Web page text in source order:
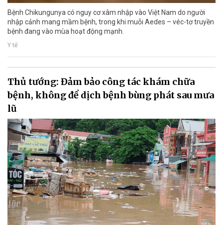
Bệnh Chikungunya có nguy cơ xâm nhập vào Việt Nam do người
nhập cảnh mang mầm bệnh, trong khi muỗi Aedes – véc-tơ truyền
bệnh đang vào mùa hoạt động mạnh.
Y tế
Thủ tướng: Đảm bảo công tác khám chữa
bệnh, không để dịch bệnh bùng phát sau mưa
lũ